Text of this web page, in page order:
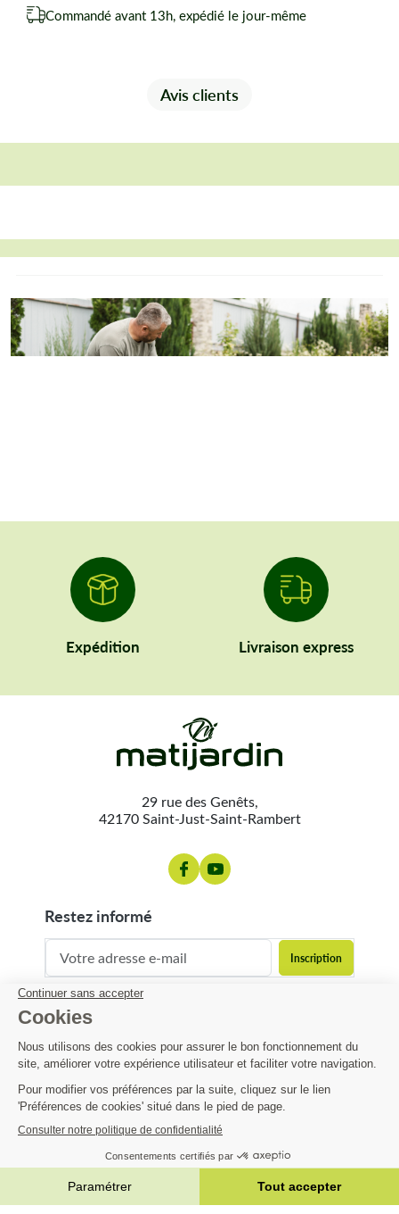
7,33 €
  AJOUTER AU PANIER
Commandé avant 13h, expédié le jour-même
Avis clients
Expédition Livraison express
29 rue des Genêts,
42170 Saint-Just-Saint-Rambert
restez informé
contact@matijardin.fr
Matijardin
Infos pratiques
Réalisation